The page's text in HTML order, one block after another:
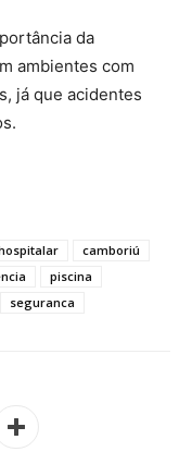
da
ambientes com
já que acidentes
camboriú
piscina
seguranca